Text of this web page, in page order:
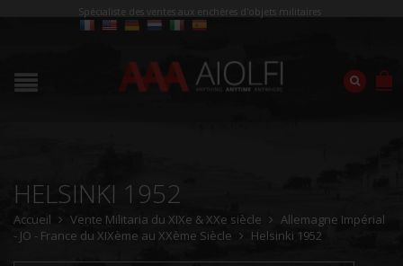
Spécialiste des ventes aux enchères d'objets militaires
HELSINKI 1952
Accueil Vente Militaria du XIXe & XXe siècle
Allemagne Impérial
- JO - France du XIXème au XXème Siècle
Helsinki 1952